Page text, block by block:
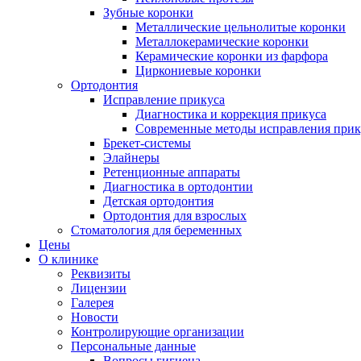
Зубные коронки
Металлические цельнолитые коронки
Металлокерамические коронки
Керамические коронки из фарфора
Циркониевые коронки
Ортодонтия
Исправление прикуса
Диагностика и коррекция прикуса
Современные методы исправления
Брекет-системы
Элайнеры
Ретенционные аппараты
Диагностика в ортодонтии
Детская ортодонтия
Ортодонтия для взрослых
Стоматология для беременных
Цены
О клинике
Реквизиты
Лицензии
Галерея
Новости
Контролирующие организации
Персональные данные